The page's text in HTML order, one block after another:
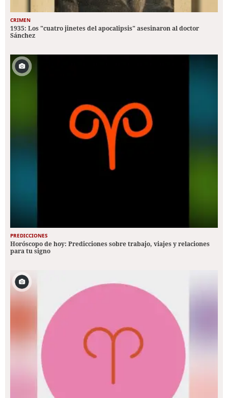
CRIMEN
1935: Los "cuatro jinetes del apocalipsis" asesinaron al doctor
Sánchez
PREDICCIONES
Horóscopo de hoy: Predicciones sobre trabajo, viajes y relaciones
para tu signo